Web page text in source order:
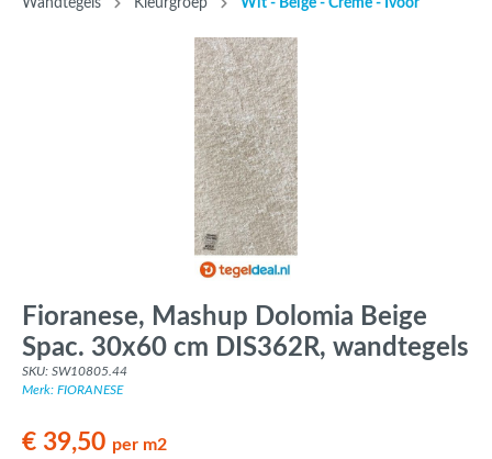
Wandtegels Kleurgroep Wit - Beige - Créme - Ivoor
Fioranese, Mashup Dolomia Beige
Spac. 30x60 cm DIS362R, wandtegels
SKU: SW10805.44
Merk: FIORANESE
€ 39,50 per m2